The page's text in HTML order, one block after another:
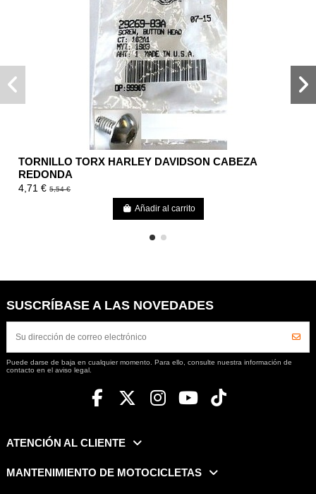
TORNILLO TORX HARLEY DAVIDSON CABEZA
REDONDA
4,71 €5,54 €
Añadir al carrito
SUSCRÍBASE A LAS NOVEDADES
Puede darse de baja en cualquier momento. Para ello, consulte nuestra información de
contacto en el aviso legal.
ATENCIÓN AL CLIENTE
MANTENIMIENTO DE MOTOCICLETAS